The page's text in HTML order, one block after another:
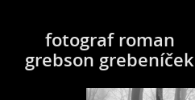
fotograf roman
grebson grebeníček